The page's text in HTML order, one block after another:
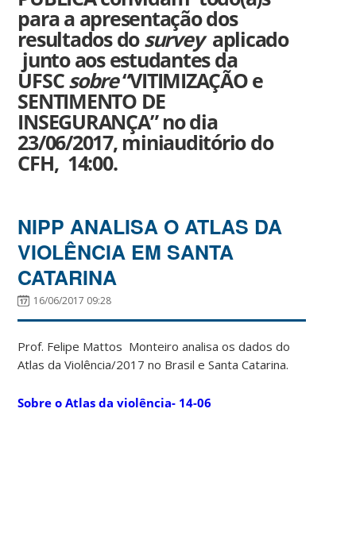
para a apresentação dos
resultados dosurveyaplicado
junto aos estudantes da
UFSCsobre“VITIMIZAÇÃO e
SENTIMENTO DE
INSEGURANÇA” no dia
23/06/2017, miniauditório do
CFH, 14:00.
NIPP ANALISA O ATLAS DA
VIOLÊNCIA EM SANTA
CATARINA
16/06/2017 09:28
Prof. Felipe Mattos Monteiro analisa os dados do
Atlas da Violência/2017 no Brasil e Santa Catarina.
Sobre o Atlas da violência- 14-06